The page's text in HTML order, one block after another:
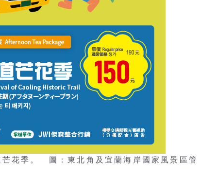
花季。 圖：東北角及宜蘭海岸國家風景區管